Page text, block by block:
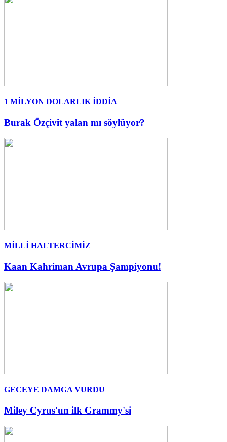
1 MİLYON DOLARLIK İDDİA
Burak Özçivit yalan mı söylüyor?
MİLLİ HALTERCİMİZ
Kaan Kahriman Avrupa Şampiyonu!
GECEYE DAMGA VURDU
Miley Cyrus'un ilk Grammy'si